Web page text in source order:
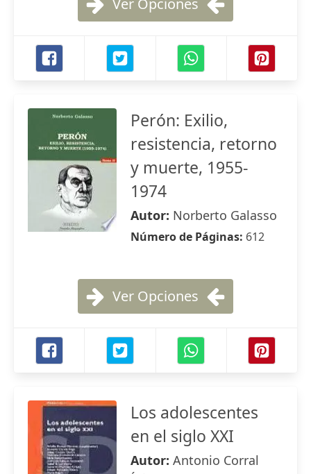
Ver Opciones
Perón: Exilio,
resistencia, retorno
y muerte, 1955-
1974
Autor: Norberto Galasso
Número de Páginas: 612
Ver Opciones
Los adolescentes
en el siglo XXI
Autor: Antonio Corral